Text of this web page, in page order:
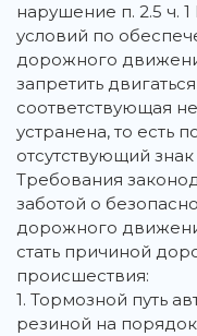
нарушение п. 2.5 ч.
условий по
дорожного
запретить
соответствующая
устранена, то есть
отсутствующий
Требования
заботой о
дорожного
стать причиной
происшествия:
1. Тормозной путь
резиной на